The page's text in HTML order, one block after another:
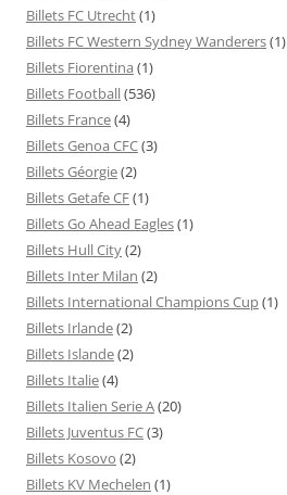
Billets FC Utrecht(1)
Billets FC Western Sydney Wanderers(1)
Billets Fiorentina (1)
Billets Football(536)
Billets France(4)
Billets Genoa CFC(3)
Billets Géorgie(2)
Billets Getafe CF(1)
Billets Go Ahead Eagles(1)
Billets Hull City(2)
Billets Inter Milan (2)
Billets International Champions Cup(1)
Billets Irlande(2)
Billets Islande(2)
Billets Italie(4)
Billets Italien Serie A(20)
Billets Juventus FC(3)
Billets Kosovo (2)
Billets KV Mechelen (1)